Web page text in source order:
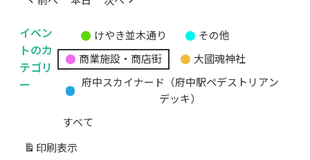
イベン
トのカ
テゴリ
ー
題
カ
ゴ
リ
けやき並木通り
その他
商業施設・商店街
大國魂神社
府中スカイナード（府中駅ペデストリアン
デッキ）
すべて
印刷 表示